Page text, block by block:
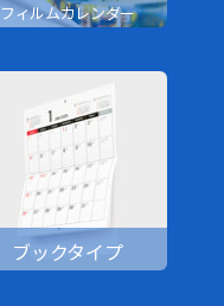
フィルムカレンダー
ブックタイプ